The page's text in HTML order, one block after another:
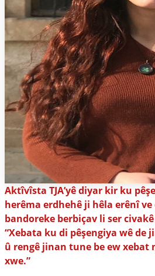
Aktîvîsta TJA’yê diyar kir ku
herêma erdhehê ji hêla erênî
bandoreke berbiçav li ser
“Xebata ku di pêşengiya wê de
û rengê jinan tune be ew xebat
xwe.”